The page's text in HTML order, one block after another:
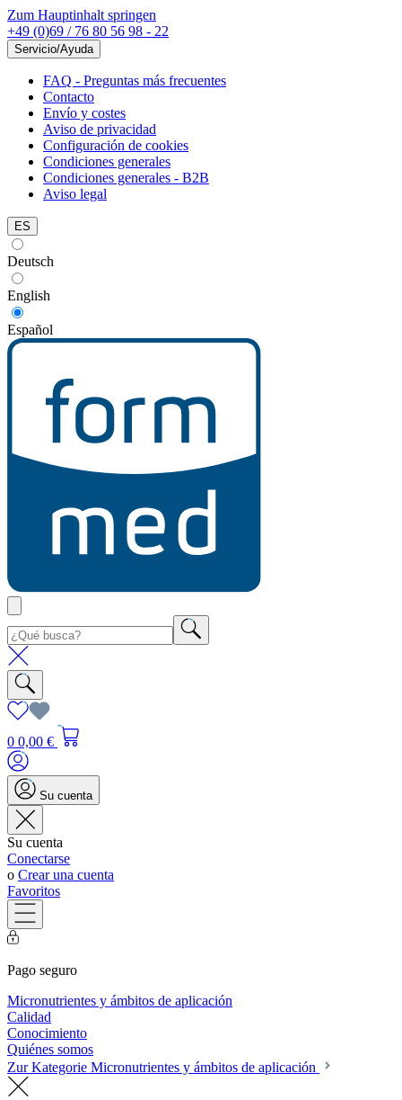
Zum Hauptinhalt springen
+49 (0)69 / 76 80 56 98 - 22
Servicio/Ayuda
FAQ - Preguntas más frecuentes
Contacto
Envío y costes
Aviso de privacidad
Configuración de cookies
Condiciones generales
Condiciones generales - B2B
Aviso legal
ES
Deutsch
English
Español
0 0,00 €
Su cuenta
Su cuenta
Conectarse
o Crear una cuenta
Favoritos
Pago seguro
Micronutrientes y ámbitos de aplicación
Calidad
Conocimiento
Quiénes somos
Zur Kategorie Micronutrientes y ámbitos de aplicación